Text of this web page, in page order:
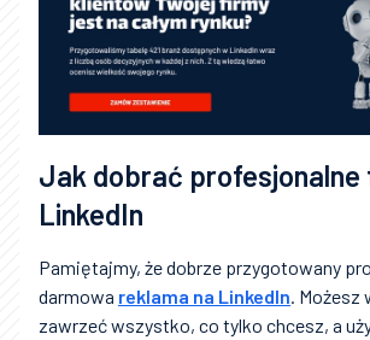
Jak dobrać profesjonalne
LinkedIn
Pamiętajmy, że dobrze przygotowany
darmowa reklama na LinkedIn. Możesz
zawrzeć wszystko, co tylko chcesz, a